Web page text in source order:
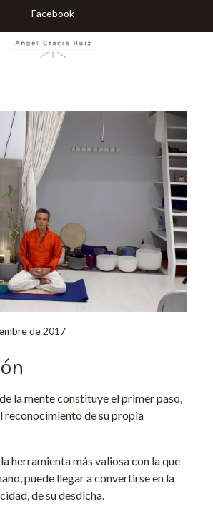
Facebook
de 2017
la mente constituye el primer paso,
reconocimiento de su propia
herramienta más valiosa con la que
puede llegar a convertirse en la
de su desdicha.